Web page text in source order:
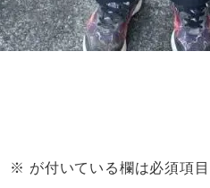
※ が付いている欄は必須項